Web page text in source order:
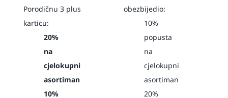
Porodičnu 3 plus
karticu:
20%
na
cjelokupni
asortiman
10%
obezbijedio:
10%
popusta
na
cjelokupni
asortiman
20%